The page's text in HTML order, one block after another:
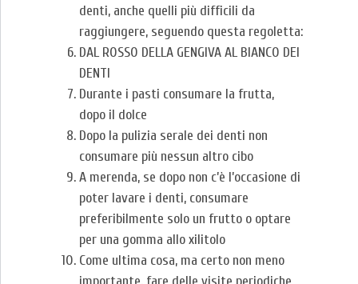
denti, anche quelli più difficili da
raggiungere, seguendo questa regoletta:
DAL ROSSO DELLA GENGIVA AL BIANCO DEI
DENTI
Durante i pasti consumare la frutta,
dopo il dolce
Dopo la pulizia serale dei denti non
consumare più nessun altro cibo
A merenda, se dopo non c’è l’occasione di
poter lavare i denti, consumare
preferibilmente solo un frutto o optare
per una gomma allo xilitolo
Come ultima cosa, ma certo non meno